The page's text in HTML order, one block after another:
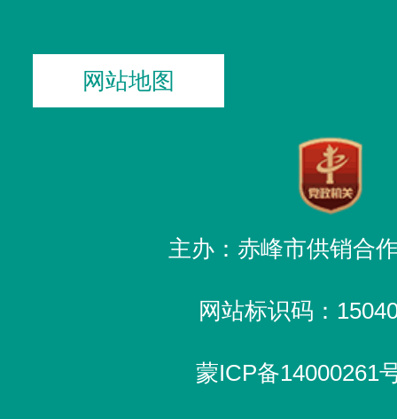
网站地图
主办：赤峰市供销合
网站标识码：
蒙ICP备14000261